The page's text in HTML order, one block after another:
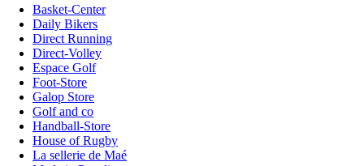
Basket-Center
Daily Bikers
Direct Running
Direct-Volley
Espace Golf
Foot-Store
Galop Store
Golf and co
Handball-Store
House of Rugby
La sellerie de Maé